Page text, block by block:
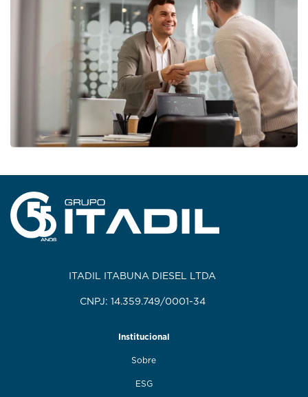
ITADIL ITABUNA DIESEL LTDA
CNPJ: 14.359.749/0001-34
Institucional
Sobre
ESG